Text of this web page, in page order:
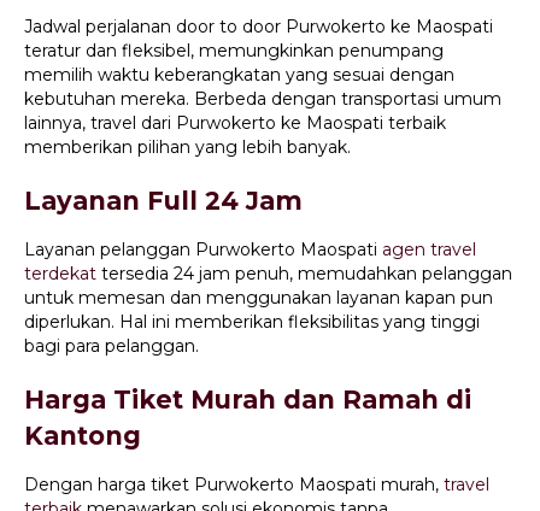
Jadwal perjalanan door to door Purwokerto ke Maospati
teratur dan fleksibel, memungkinkan penumpang
memilih waktu keberangkatan yang sesuai dengan
kebutuhan mereka. Berbeda dengan transportasi umum
lainnya, travel dari Purwokerto ke Maospati terbaik
memberikan pilihan yang lebih banyak.
Layanan Full 24 Jam
Layanan pelanggan Purwokerto Maospati agen travel
terdekat tersedia 24 jam penuh, memudahkan pelanggan
untuk memesan dan menggunakan layanan kapan pun
diperlukan. Hal ini memberikan fleksibilitas yang tinggi
bagi para pelanggan.
Harga Tiket Murah dan Ramah di
Kantong
Dengan harga tiket Purwokerto Maospati murah, travel